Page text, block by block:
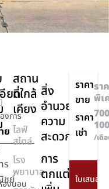
งการ
ย
องนอน
ยด
ร
ชย์
สถาน
ที่ใกล้
เคียง
ไลฟ์
สไตล์
โรง
พยาบาล
สิ่ง
อำนวย
ความ
สะดวก
การ
ตกแต่ง
ราคา
ขาย
รา
พิเ
ราคา
เช่า
/เดื